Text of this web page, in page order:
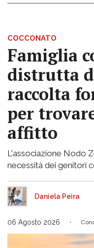
COCCONATO
Famiglia
distrutta
raccolta
per
affitto
L'associazione Nodo
necessità dei genitori
Daniela Peira
06 Agosto 2026